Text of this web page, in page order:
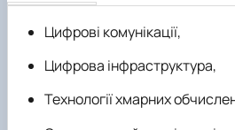
Цифрові комунікації,
Цифрова інфраструктура,
Технології хмарних